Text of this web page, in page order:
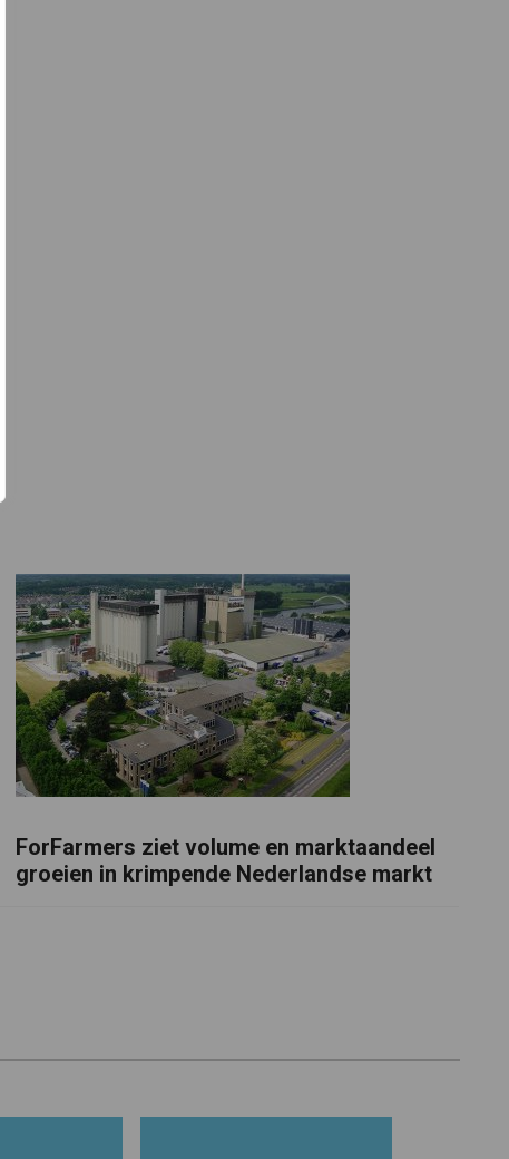
ForFarmers ziet volume en marktaandeel
groeien in krimpende Nederlandse markt